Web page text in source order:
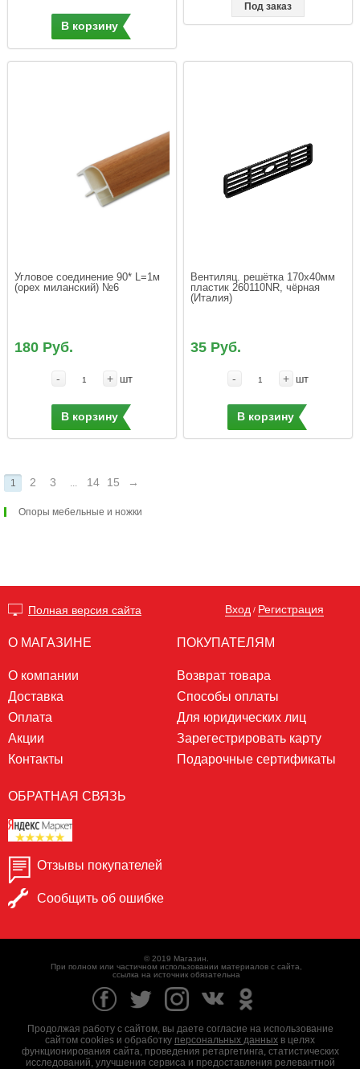
В корзину
Под заказ
Угловое соединение 90* L=1м
(орех миланский) №6
180 Руб.
- + шт
В корзину
Вентиляц. решётка 170х40мм
пластик 260110NR, чёрная
(Италия)
35 Руб.
- + шт
В корзину
1 2 3 ... 14 15 →
Опоры мебельные и ножки
Полная версия сайта Вход / Регистрация
О МАГАЗИНЕ
О компании
Доставка
Оплата
Акции
Контакты
ПОКУПАТЕЛЯМ
Возврат товара
Способы оплаты
Для юридических лиц
Зарегестрировать карту
Подарочные сертификаты
ОБРАТНАЯ СВЯЗЬ
Отзывы покупателей
Сообщить об ошибке
© 2019 Магазин.
При полном или частичном использовании материалов с сайта,
ссылка на источник обязательна
Продолжая работу с сайтом, вы даете согласие на использование
сайтом cookies и обработку персональных данных в целях
функционирования сайта, проведения ретаргетинга, статистических
исследований, улучшения сервиса и предоставления релевантной